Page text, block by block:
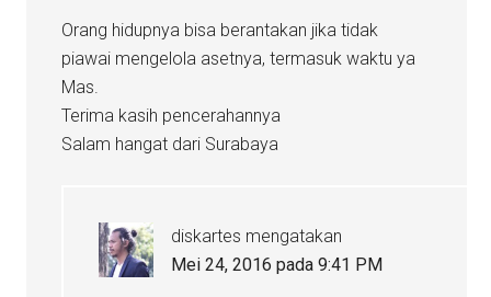
Orang hidupnya bisa berantakan jika tidak
piawai mengelola asetnya, termasuk waktu ya
Mas.
Terima kasih pencerahannya
Salam hangat dari Surabaya
diskartes mengatakan
Mei 24, 2016 pada 9:41 PM